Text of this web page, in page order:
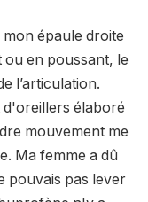
épaule droite
ou en poussant, le
l’articulation.
élaboré
mouvement me
Ma femme a dû
pouvais pas lever